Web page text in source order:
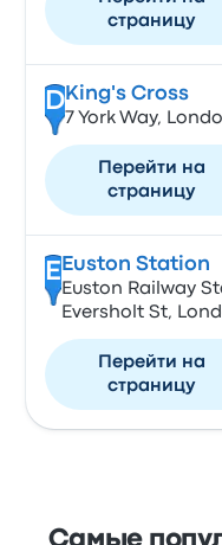
страницу
DKing's Cross
7 York Way,
Перейти на
страницу
E Euston Station
Euston Railway
Eversholt St,
Перейти на
страницу
Самые